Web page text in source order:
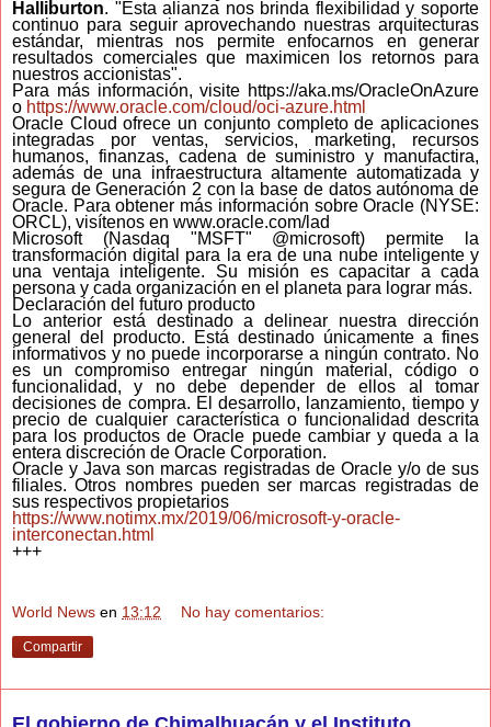
Halliburton. "Esta alianza nos brinda flexibilidad y soporte
continuo para seguir aprovechando nuestras arquitecturas
estándar, mientras nos permite enfocarnos en generar
resultados comerciales que maximicen los retornos para
nuestros accionistas".
Para más información, visite https://aka.ms/OracleOnAzure
o https://www.oracle.com/cloud/oci-azure.html
Oracle Cloud ofrece un conjunto completo de aplicaciones
integradas por ventas, servicios, marketing, recursos
humanos, finanzas, cadena de suministro y manufactira,
además de una infraestructura altamente automatizada y
segura de Generación 2 con la base de datos autónoma de
Oracle. Para obtener más información sobre Oracle (NYSE:
ORCL), visítenos en www.oracle.com/lad
Microsoft (Nasdaq "MSFT" @microsoft) permite la
transformación digital para la era de una nube inteligente y
una ventaja inteligente. Su misión es capacitar a cada
persona y cada organización en el planeta para lograr más.
Declaración del futuro producto
Lo anterior está destinado a delinear nuestra dirección
general del producto. Está destinado únicamente a fines
informativos y no puede incorporarse a ningún contrato. No
es un compromiso entregar ningún material, código o
funcionalidad, y no debe depender de ellos al tomar
decisiones de compra. El desarrollo, lanzamiento, tiempo y
precio de cualquier característica o funcionalidad descrita
para los productos de Oracle puede cambiar y queda a la
entera discreción de Oracle Corporation.
Oracle y Java son marcas registradas de Oracle y/o de sus
filiales. Otros nombres pueden ser marcas registradas de
sus respectivos propietarios
https://www.notimx.mx/2019/06/microsoft-y-oracle-
interconectan.html
+++
World News en 13:12 No hay comentarios:
Compartir